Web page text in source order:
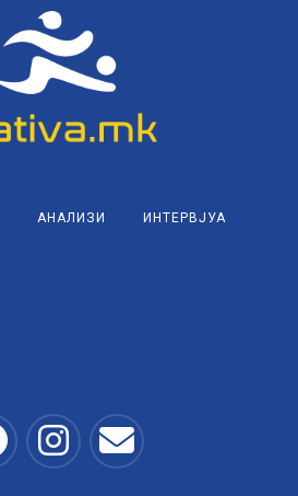
АНАЛИЗИ ИНТЕРВЈУА